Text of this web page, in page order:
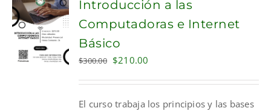
ADD TO
Introducción a las
Computadoras e Internet
Básico
$300.00 Original
$300.00.
$210.00
$210.00.
El curso trabaja los principios y las bases